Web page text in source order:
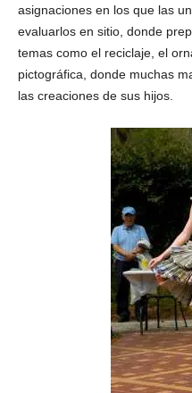
asignaciones en los que las
evaluarlos en sitio, donde
temas como el reciclaje, el
pictográfica, donde muchas
las creaciones de sus hijos.